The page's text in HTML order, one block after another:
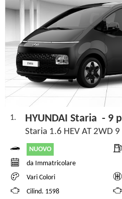
1. HYUNDAI Staria - 9
Staria 1.6 HEV AT 2WD
NUOVO
da Immatricolare
Vari Colori
Cilind. 1598